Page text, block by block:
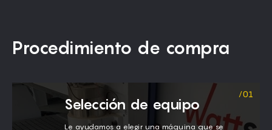
Procedimiento de compra
Selección de equipo
Le ayudamos a elegir una máquina que se